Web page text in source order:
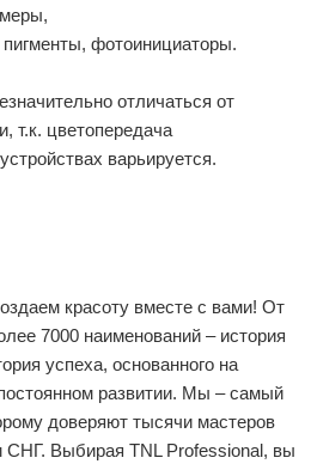
пигменты, фотоинициаторы.
отличаться от
т.к. цветопередача
варьируется.
красоту вместе с вами! От
7000 наименований – история
успеха, основанного на
развитии. Мы – самый
доверяют тысячи мастеров
СНГ. Выбирая TNL Professional, вы